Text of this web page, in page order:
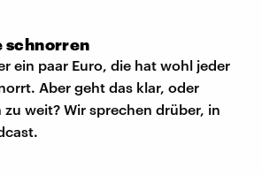
schnorren
ein paar Euro, die hat wohl jeder
Aber geht das klar, oder
weit? Wir sprechen drüber, in